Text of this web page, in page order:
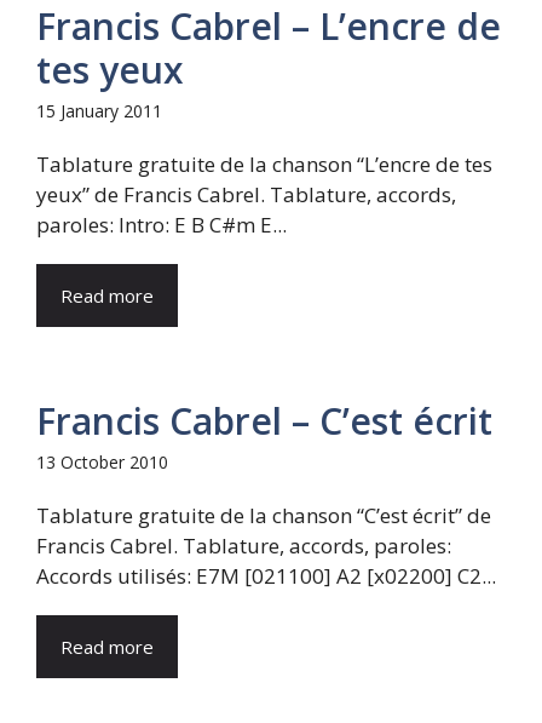
Francis Cabrel – L’encre de
tes yeux
15 January 2011
Tablature gratuite de la chanson “L’encre de tes
yeux” de Francis Cabrel. Tablature, accords,
paroles: Intro: E B C#m E...
Read more
Francis Cabrel – C’est écrit
13 October 2010
Tablature gratuite de la chanson “C’est écrit” de
Francis Cabrel. Tablature, accords, paroles:
Accords utilisés: E7M [021100] A2 [x02200] C2...
Read more